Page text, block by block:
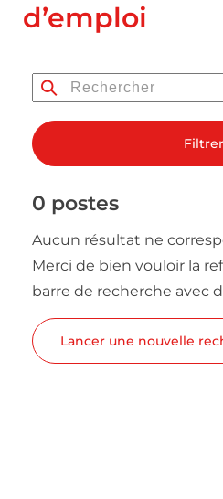
d’emploi
Filtrer
0 postes
Aucun résultat ne
Merci de bien vouloir la
barre de recherche avec
Lancer une nouvelle